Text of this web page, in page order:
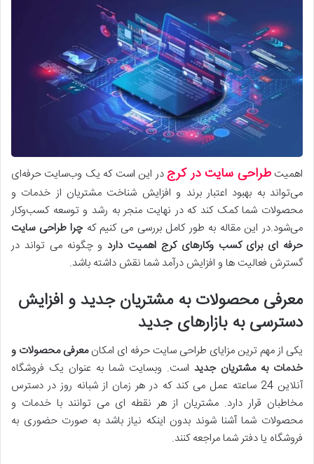
اهمیتطراحی سایت در کرجدر این است که یک وب‌سایت حرفه‌ای
می‌تواند به بهبود اعتبار برند و افزایش شناخت مشتریان از خدمات و
محصولات شما کمک کند که در نهایت منجر به رشد و توسعه کسب‌وکار
می‌شود.در این مقاله به طور کامل بررسی می کنیم کهچرا طراحی سایت
حرفه ای برای کسب وکارهای کرج اهمیت دارد و چگونه می تواند در
گسترش فعالیت ها و افزایش درآمد شما نقش داشته باشد.
معرفی محصولات به مشتریان جدید و افزایش
دسترسی به بازارهای جدید
یکی از مهم ترین مزایای طراحی سایت حرفه ای امکانمعرفی محصولات و
خدمات به مشتریان جدید است. وبسایت شما به عنوان یک فروشگاه
آنلاین 24 ساعته عمل می کند که در هر زمان از شبانه روز در دسترس
مخاطبان قرار دارد. مشتریان از هر نقطه ای می توانند با خدمات و
محصولات شما آشنا شوند بدون اینکه نیاز باشد به صورت حضوری به
فروشگاه یا دفتر شما مراجعه کنند.